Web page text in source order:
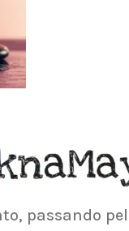
depois de
focada para
passando